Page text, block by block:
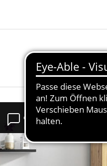
- Itaka 14und weitere.